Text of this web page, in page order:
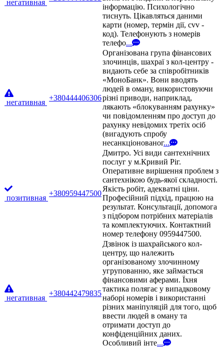
негативная
інформацію. Психологічно
тиснуть. Цікавляться даними
карти (номер, термін дії, cvv -
код). Телефонують з номерів
телефо...
негативная
+380444406306
Організована група фінансових
злочинців, шахраї з кол-центру -
видають себе за співробітників
«МоноБанк». Вони вводять
людей в оману, використовуючи
різні приводи, наприклад,
лякають «блокуванням рахунку»
чи повідомленням про доступ до
рахунку невідомих третіх осіб
(вигадують спробу
несанкціонованог...
позитивная
+380959447500
Дмитро. Усі види сантехнічних
послуг у м.Кривий Ріг.
Оперативне вирішення проблем з
сантехнікою будь-якої складності.
Якість робіт, адекватні ціни.
Професійний підхід, працюю на
результат. Консультації, допомога
з підбором потрібних матеріалів
та комплектуючих. Контактний
номер телефону 0959447500.
негативная
+380442479835
Дзвінок із шахрайського кол-
центру, що належить
організованому злочинному
угрупованню, яке займається
фінансовими аферами. Їхня
тактика полягає у випадковому
наборі номерів і використанні
різних маніпуляцій для того, щоб
ввести людей в оману та
отримати доступ до
конфіденційних даних.
Особливий інте...